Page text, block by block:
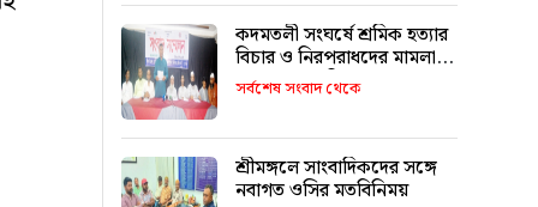
কদমতলী সংঘর্ষে শ্রমিক হত্যার
বিচার ও নিরপরাধদের মামলা
থেকে অব্যাহতির আহ্বান
সর্বশেষ সংবাদ থেকে
শ্রীমঙ্গলে সাংবাদিকদের সঙ্গে
নবাগত ওসির মতবিনিময়